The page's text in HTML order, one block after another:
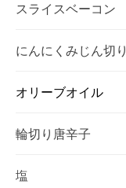
スライスベーコン
にんにくみじん切り
オリーブオイル
輪切り唐辛子
塩